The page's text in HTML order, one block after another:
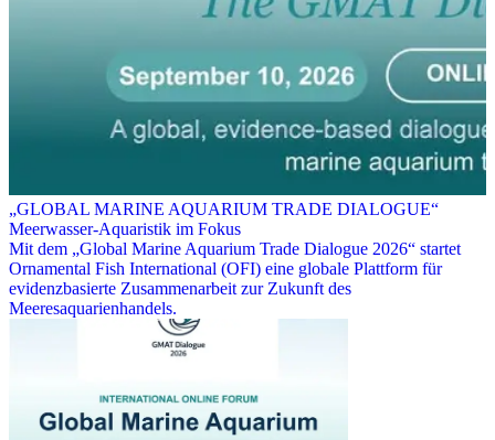
„GLOBAL MARINE AQUARIUM TRADE DIALOGUE“
Meerwasser-Aquaristik im Fokus
Mit dem „Global Marine Aquarium Trade Dialogue 2026“ startet
Ornamental Fish International (OFI) eine globale Plattform für
evidenzbasierte Zusammenarbeit zur Zukunft des
Meeresaquarienhandels.